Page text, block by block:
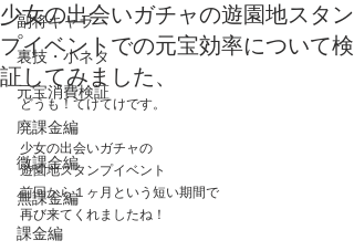
副将キャラ
裏技・小ネタ
元宝消費検証
廃課金編
微課金編
無課金編
課金編
少女の出会いガチャの遊園地スタン
プイベントでの元宝効率について検
証してみました、
どうも！てけてけです。
少女の出会いガチャの
遊園地スタンプイベント
前回から１ヶ月という短い期間で
再び来てくれましたね！